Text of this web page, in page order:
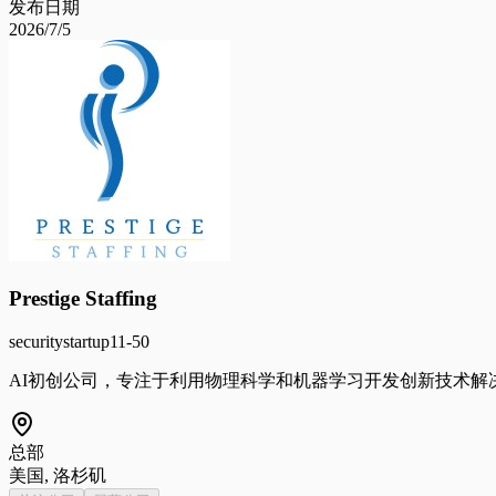
发布日期
2026/7/5
Prestige Staffing
securitystartup11-50
AI初创公司，专注于利用物理科学和机器学习开发创新技术解
总部
美国, 洛杉矶